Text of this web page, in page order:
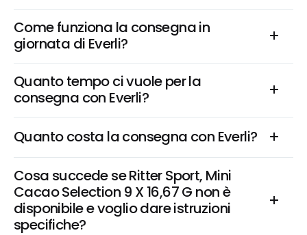
Come funziona la consegna in
giornata di Everli?
Quanto tempo ci vuole per la
consegna con Everli?
Quanto costa la consegna con Everli?
Cosa succede se Ritter Sport, Mini
Cacao Selection 9 X 16,67 G non è
disponibile e voglio dare istruzioni
specifiche?